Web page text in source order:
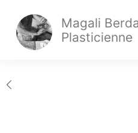
Magali
Plasticienne